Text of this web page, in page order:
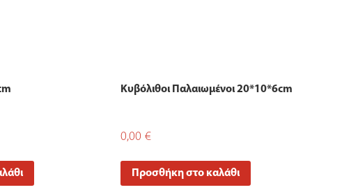
Κυβόλιθοι Παλαιωμένοι 20*10*6cm
0,00 €
Προσθήκη στο καλάθι